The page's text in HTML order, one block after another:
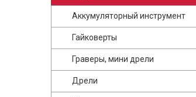
Аккумуляторный инструмент
Гайковерты
Граверы, мини дрели
Дрели